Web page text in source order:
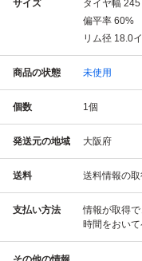
サイズ タイヤ幅 245
偏平率 60%
リム径 18.0
商品の状態 未使用
個数 1個
発送元の地域 大阪府
送料 送料情報の
支払い方法
情報が取得
時間をおい